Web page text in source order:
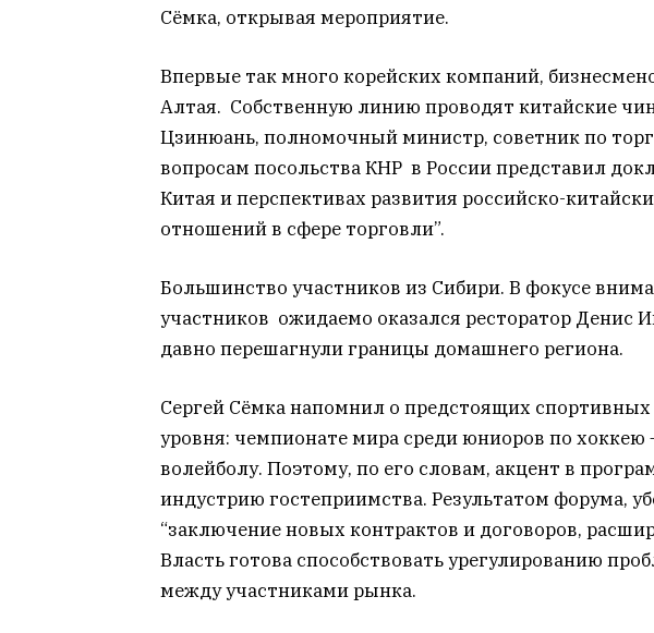
Сёмка, открывая мероприятие.
Впервые так много корейских компаний,
Алтая. Собственную линию проводят китайские
Цзинюань, полномочный министр, советник по
вопросам посольства КНР в России представил
Китая и перспективах развития российско-
отношений в сфере торговли”.
Большинство участников из Сибири. В фокусе
участников ожидаемо оказался ресторатор Денис
давно перешагнули границы домашнего региона.
Сергей Сёмка напомнил о предстоящих
уровня: чемпионате мира среди юниоров по хоккею
волейболу. Поэтому, по его словам, акцент в
индустрию гостеприимства. Результатом форума,
“заключение новых контрактов и договоров,
Власть готова способствовать урегулированию
между участниками рынка.